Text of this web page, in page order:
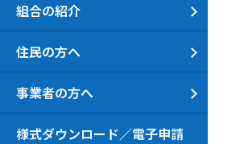
組合の紹介
住民の方へ
事業者の方へ
様式ダウンロード／電子申請